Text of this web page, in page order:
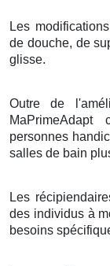
Les
de douche, de
glisse.
Outre de
personnes
salles de bain
Les
des individus à
besoins